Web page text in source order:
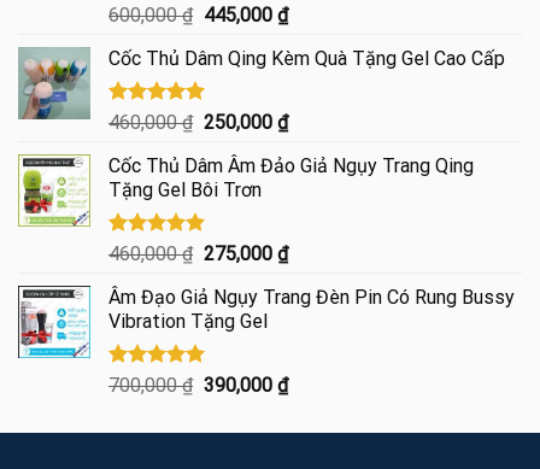
Được xếp
hạng
4.85
5 sao
600,000₫ Giá
là:
600,000 ₫.
445,000 ₫Giá
tại
445,000 ₫.
Cốc Thủ Dâm Qing Kèm Quà Tặng Gel Cao Cấp
Được xếp
hạng
5.00
5 sao
460,000₫ Giá
là:
460,000 ₫.
250,000 ₫Giá
tại
Cốc Thủ Dâm Âm Đảo Giả Ngụy Trang Qing
Tặng Gel Bôi Trơn
Được xếp
hạng
5.00
5 sao
460,000₫ Giá
là:
460,000 ₫.
275,000 ₫Giá
tại
Âm Đạo Giả Ngụy Trang Đèn Pin Có Rung Bussy
Vibration Tặng Gel
Được xếp
hạng
5.00
700,000₫ Giá
là:
390,000 ₫Giá
tại